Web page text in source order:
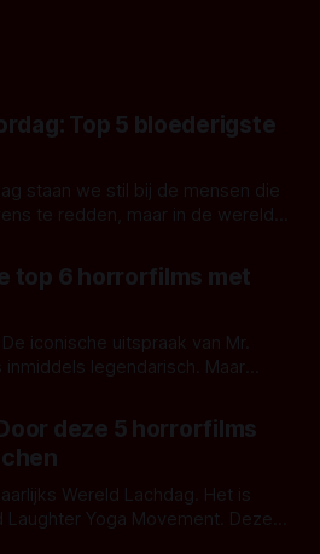
Top 5 bloederigste
staan we stil bij de mensen die
te redden, maar in de wereld
top 6 horrorfilms met
iconische uitspraak van Mr.
legendarisch. Maar
in de wereld van de horror leiden
verslaving nooit tot veel
deze 5 horrorfilms
Wereld Lachdag. Het is
Yoga Movement. Deze